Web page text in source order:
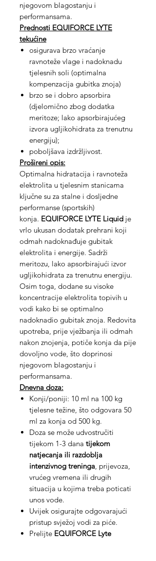
njegovom blagostanju i
performansama.
Prednosti EQUIFORCE LYTE
tekućine
osigurava brzo vraćanje
ravnoteže vlage i nadoknadu
tjelesnih soli (optimalna
kompenzacija gubitka znoja)
brzo se i dobro apsorbira
(djelomično zbog dodatka
meritoze; lako apsorbirajućeg
izvora ugljikohidrata za trenutnu
energiju);
poboljšava izdržljivost.
Prošireni opis:
Optimalna hidratacija i ravnoteža
elektrolita u tjelesnim stanicama
ključne su za stalne i dosljedne
performanse (sportskih)
konja. EQUIFORCE LYTE Liquid je
vrlo ukusan dodatak prehrani koji
odmah nadoknađuje gubitak
elektrolita i energije. Sadrži
meritozu, lako apsorbirajući izvor
ugljikohidrata za trenutnu energiju.
Osim toga, dodane su visoke
koncentracije elektrolita topivih u
vodi kako bi se optimalno
nadoknadio gubitak znoja. Redovita
upotreba, prije vježbanja ili odmah
nakon znojenja, potiče konja da pije
dovoljno vode, što doprinosi
njegovom blagostanju i
performansama.
Dnevna doza:
Konji/poniji: 10 ml na 100 kg
tjelesne težine, što odgovara 50
ml za konja od 500 kg.
Doza se može udvostručiti
tijekom 1-3 dana tijekom
natjecanja ili razdoblja
intenzivnog treninga, prijevoza,
vrućeg vremena ili drugih
situacija u kojima treba poticati
unos vode.
Uvijek osigurajte odgovarajući
pristup svježoj vodi za piće.
Prelijte EQUIFORCE Lyte